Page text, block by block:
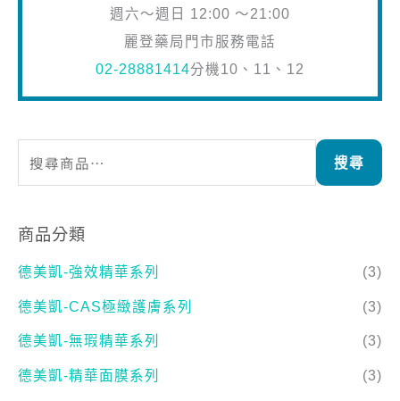
週六～週日 12:00 ～21:00
麗登藥局門市服務電話
02-28881414分機10、11、12
搜尋
商品分類
德美凱-強效精華系列 (3)
德美凱-CAS極緻護膚系列 (3)
德美凱-無瑕精華系列 (3)
德美凱-精華面膜系列 (3)